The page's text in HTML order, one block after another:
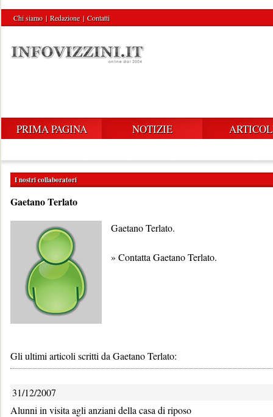
Chi siamo | Redazione | Contatti
PRIMA PAGINA NOTIZIE
I nostri collaboratori
Gaetano Terlato
Gaetano Terlato.
» Contatta Gaetano Terlato.
Gli ultimi articoli scritti da Gaetano Terlato:
31/12/2007
Alunni in visita agli anziani della casa di riposo